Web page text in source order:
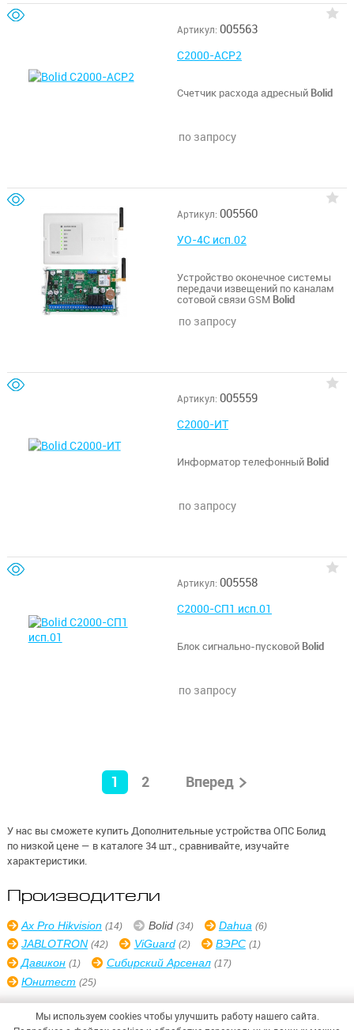
Артикул: 005563
С2000-АСР2
Счетчик расхода адресный Bolid
по запросу
Артикул: 005560
УО-4С исп.02
Устройство оконечное системы
передачи извещений по каналам
сотовой связи GSM Bolid
по запросу
Артикул: 005559
С2000-ИТ
Информатор телефонный Bolid
по запросу
Артикул: 005558
С2000-СП1 исп.01
Блок сигнально-пусковой Bolid
по запросу
1 2 Вперед
У нас вы сможете купить Дополнительные устройства ОПС Болид
по низкой цене — в каталоге 34 шт., сравнивайте, изучайте
характеристики.
Производители
Ax Pro Hikvision (14) Bolid (34) Dahua (6)
JABLOTRON (42) ViGuard (2) ВЭРС (1)
Давикон (1) Сибирский Арсенал (17)
Юнитест (25)
Мы используем cookies чтобы улучшить работу нашего сайта.